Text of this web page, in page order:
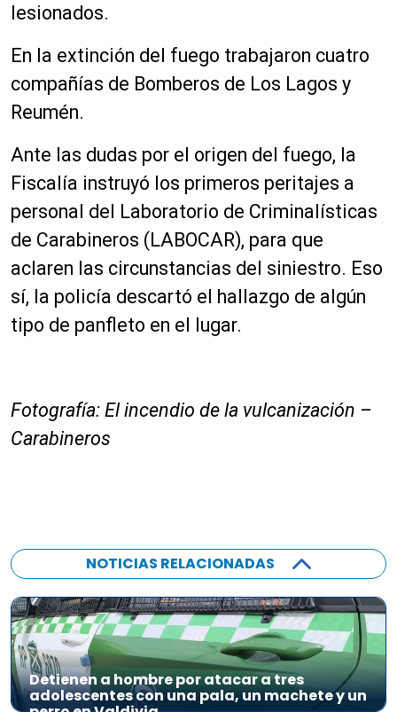
lesionados.
En la extinción del fuego trabajaron cuatro
compañías de Bomberos de Los Lagos y
Reumén.
Ante las dudas por el origen del fuego, la
Fiscalía instruyó los primeros peritajes a
personal del Laboratorio de Criminalísticas
de Carabineros (LABOCAR), para que
aclaren las circunstancias del siniestro. Eso
sí, la policía descartó el hallazgo de algún
tipo de panfleto en el lugar.
Fotografía: El incendio de la vulcanización –
Carabineros
NOTICIAS RELACIONADAS
Detienen a hombre por atacar a tres
adolescentes con una pala, un machete y un